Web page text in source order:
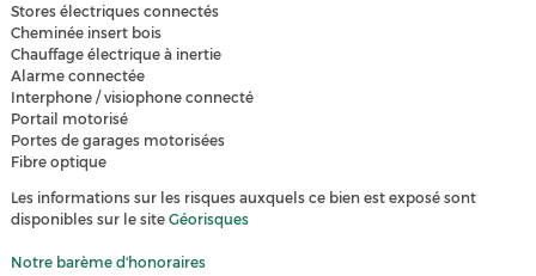
Stores électriques connectés
Cheminée insert bois
Chauffage électrique à inertie
Alarme connectée
Interphone / visiophone connecté
Portail motorisé
Portes de garages motorisées
Fibre optique
Les informations sur les risques auxquels ce bien est exposé sont
disponibles sur le site Géorisques
Notre barème d'honoraires